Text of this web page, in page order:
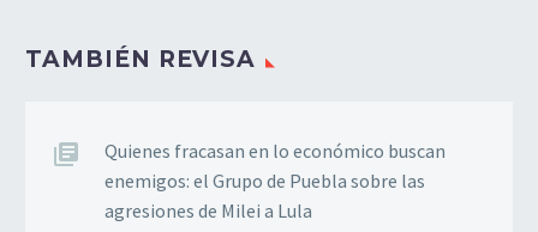
TAMBIÉN REVISA
Quienes fracasan en lo económico buscan
enemigos: el Grupo de Puebla sobre las
agresiones de Milei a Lula